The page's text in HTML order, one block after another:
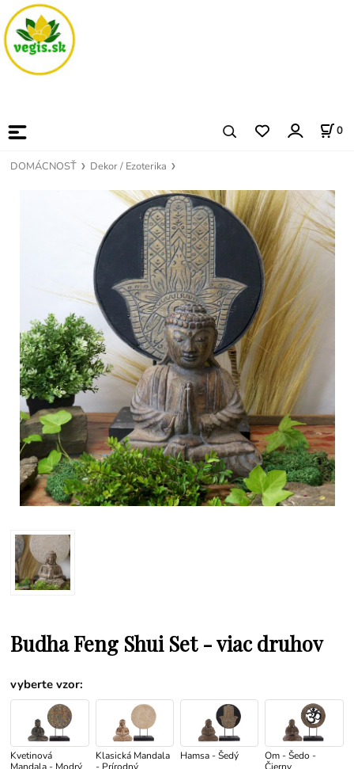
0
DOMÁCNOSŤ Dekor / Ezoterika
Budha Feng Shui Set - viac druhov
vyberte vzor:
Kvetinová
Mandala - Modrý
Klasická Mandala
- Prírodný
Hamsa - Šedý
Om - Šedo -
Čierny